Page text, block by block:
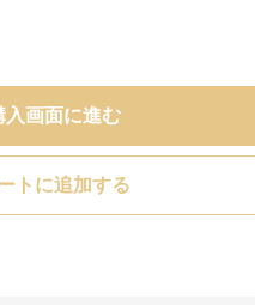
入画面に進む
トに追加する